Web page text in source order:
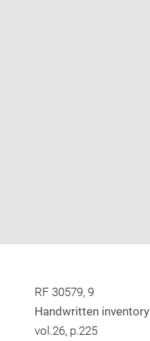
RF 30579, 9
Handwritten
vol.26, p.225